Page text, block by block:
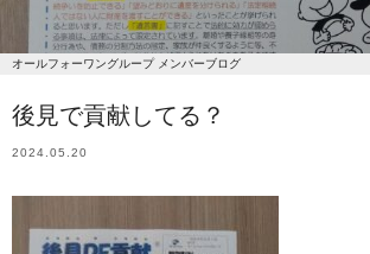
オールフォーワングループ メンバーブログ
後見で貢献してる？
2024.05.20